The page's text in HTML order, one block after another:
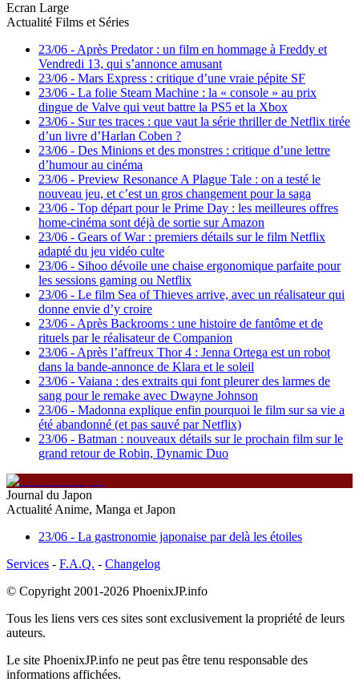
Ecran Large
Actualité Films et Séries
23/06 - Après Predator : un film en hommage à Freddy et
Vendredi 13, qui s’annonce amusant
23/06 - Mars Express : critique d’une vraie pépite SF
23/06 - La folie Steam Machine : la « console » au prix
dingue de Valve qui veut battre la PS5 et la Xbox
23/06 - Sur tes traces : que vaut la série thriller de Netflix tirée
d’un livre d’Harlan Coben ?
23/06 - Des Minions et des monstres : critique d’une lettre
d’humour au cinéma
23/06 - Preview Resonance A Plague Tale : on a testé le
nouveau jeu, et c’est un gros changement pour la saga
23/06 - Top départ pour le Prime Day : les meilleures offres
home-cinéma sont déjà de sortie sur Amazon
23/06 - Gears of War : premiers détails sur le film Netflix
adapté du jeu vidéo culte
23/06 - Sihoo dévoile une chaise ergonomique parfaite pour
les sessions gaming ou Netflix
23/06 - Le film Sea of Thieves arrive, avec un réalisateur qui
donne envie d’y croire
23/06 - Après Backrooms : une histoire de fantôme et de
rituels par le réalisateur de Companion
23/06 - Après l’affreux Thor 4 : Jenna Ortega est un robot
dans la bande-annonce de Klara et le soleil
23/06 - Vaiana : des extraits qui font pleurer des larmes de
sang pour le remake avec Dwayne Johnson
23/06 - Madonna explique enfin pourquoi le film sur sa vie a
été abandonné (et pas sauvé par Netflix)
23/06 - Batman : nouveaux détails sur le prochain film sur le
grand retour de Robin, Dynamic Duo
Journal du Japon
Actualité Anime, Manga et Japon
23/06 - La gastronomie japonaise par delà les étoiles
Services - F.A.Q. - Changelog
© Copyright 2001-2026 PhoenixJP.info
Tous les liens vers ces sites sont exclusivement la propriété de leurs
auteurs.
Le site PhoenixJP.info ne peut pas être tenu responsable des
informations affichées.